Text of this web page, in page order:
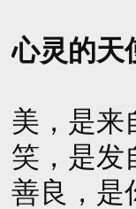
心灵的天
美，是来
笑，是发
善良，是